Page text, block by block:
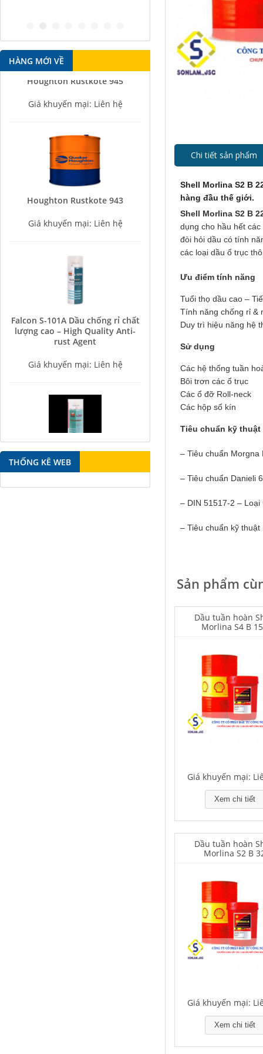
Chi tiết sản phẩm
Shell Morlina S2 B
hàng đầu thế giới.
Shell Morlina S2 B
dụng cho hầu hết
đòi hỏi dầu có tính
các loại dầu ổ trục
Ưu điểm tính năng
Tuổi thọ dầu cao –
Tính năng chống rỉ &
Duy trì hiệu năng hệ
Sử dụng
Các hệ thống tuần
Bôi trơn các ổ trục
Các ổ đỡ Roll-neck
Các hộp số kín
Tiêu chuẩn kỹ
– Tiêu chuẩn
– Tiêu chuẩn Danieli
– DIN 51517-2 – Loại
– Tiêu chuẩn kỹ thuật
Sản phẩm
Dầu tuần hoàn
Morlina S4 B
Giá khuyến mại:
Xem chi tiết
Dầu tuần hoàn
Morlina S2 B
Giá khuyến mại:
Xem chi tiết
antirust agent
HÀNG MỚI VỀ
Houghton Rustkote 945
Houghton Rustkote 943
lượng cao – High Quality Anti-
rust Agent
Falcon S-350 Chất chống gỉ bôi
trơn đa năng – Multipurpose
lubricating antirust agent
THỐNG KÊ WEB